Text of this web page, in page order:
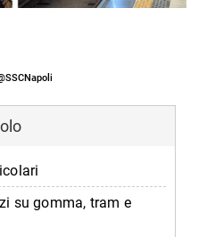
su gomma, tram e